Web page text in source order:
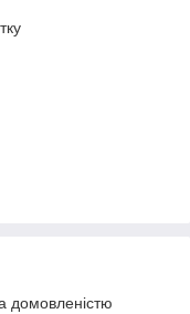
домовленістю